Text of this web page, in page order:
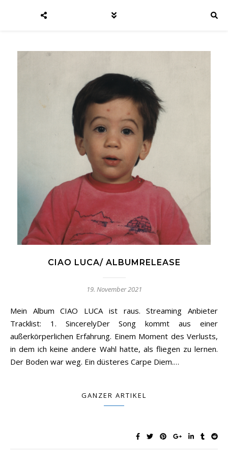
CIAO LUCA/ ALBUMRELEASE
19. November 2021
Mein Album CIAO LUCA ist raus. Streaming Anbieter
Tracklist: 1. SincerelyDer Song kommt aus einer
außerkörperlichen Erfahrung. Einem Moment des Verlusts,
in dem ich keine andere Wahl hatte, als fliegen zu lernen.
Der Boden war weg. Ein düsteres Carpe Diem.…
GANZER ARTIKEL